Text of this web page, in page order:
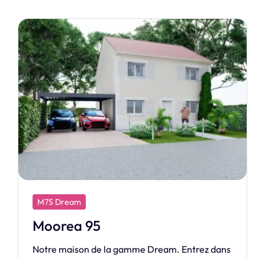
M7S Exclusive
Prestige
Élégance et tradition définissent cette maison